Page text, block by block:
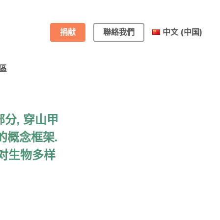
捐献 聯絡我們 中文 (中国)
分, 穿山甲
概念框架.
生物多样